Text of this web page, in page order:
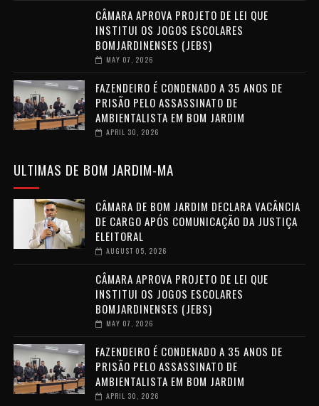
CÂMARA APROVA PROJETO DE LEI QUE
INSTITUI OS JOGOS ESCOLARES
BOMJARDINENSES (JEBS)
MAY 07, 2026
FAZENDEIRO É CONDENADO A 35 ANOS DE
PRISÃO PELO ASSASSINATO DE
AMBIENTALISTA EM BOM JARDIM
APRIL 30, 2026
ULTIMAS DE BOM JARDIM-MA
CÂMARA DE BOM JARDIM DECLARA VACÂNCIA
DE CARGO APÓS COMUNICAÇÃO DA JUSTIÇA
ELEITORAL
AUGUST 05, 2026
CÂMARA APROVA PROJETO DE LEI QUE
INSTITUI OS JOGOS ESCOLARES
BOMJARDINENSES (JEBS)
MAY 07, 2026
FAZENDEIRO É CONDENADO A 35 ANOS DE
PRISÃO PELO ASSASSINATO DE
AMBIENTALISTA EM BOM JARDIM
APRIL 30, 2026